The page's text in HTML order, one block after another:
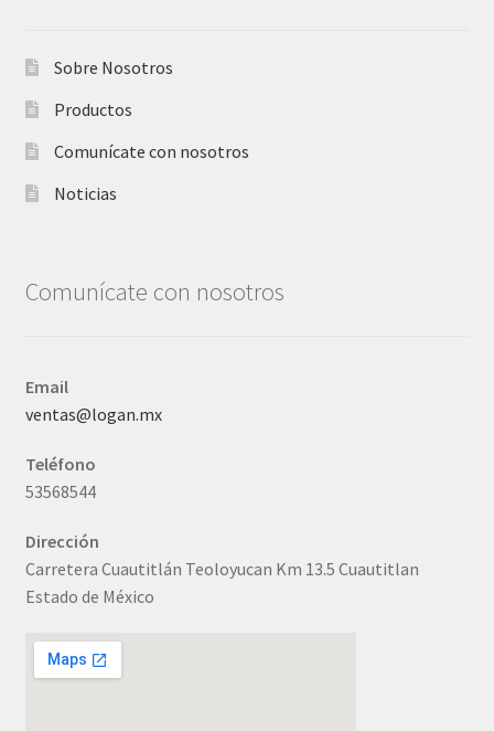
Sobre Nosotros
Productos
Comunícate con nosotros
Noticias
Comunícate con nosotros
Email
ventas@logan.mx
Teléfono
53568544
Dirección
Carretera Cuautitlán Teoloyucan Km 13.5 Cuautitlan
Estado de México